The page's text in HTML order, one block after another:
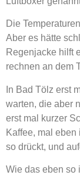
Die
Aber es hätte
Regenjacke hilft
rechnen an dem
In Bad Tölz erst
warten, die aber
erst mal kurzer
Kaffee, mal
so drückt, und
Wie das eben so